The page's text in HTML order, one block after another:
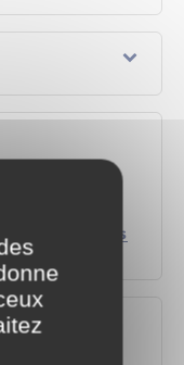
pour
un toit ?
réaliser des